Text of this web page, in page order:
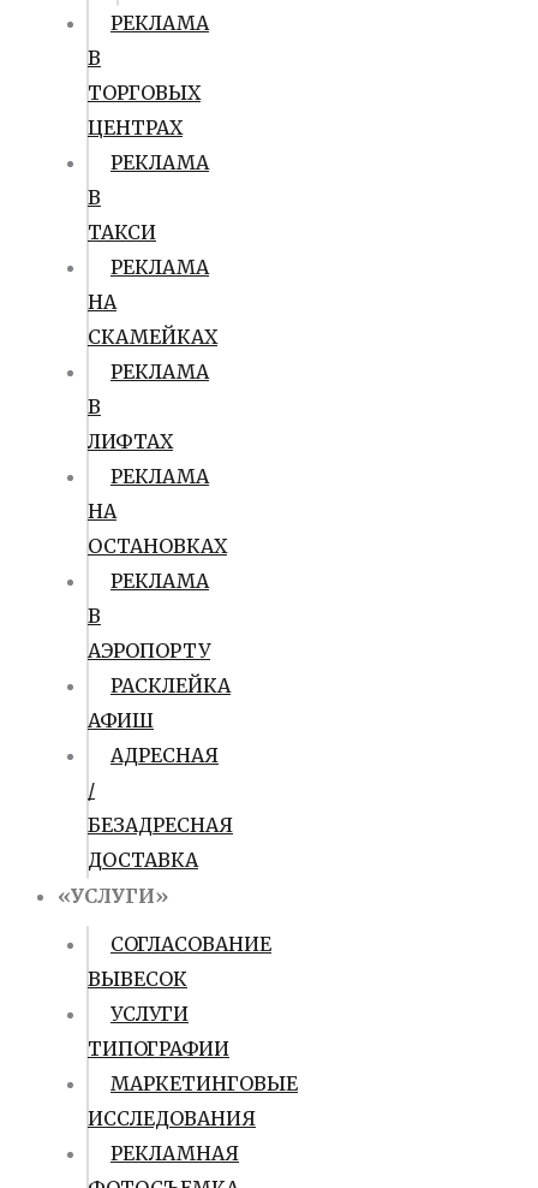
РЕКЛАМА
В
ТОРГОВЫХ
ЦЕНТРАХ
РЕКЛАМА
В
ТАКСИ
РЕКЛАМА
НА
СКАМЕЙКАХ
РЕКЛАМА
В
ЛИФТАХ
РЕКЛАМА
НА
ОСТАНОВКАХ
РЕКЛАМА
В
АЭРОПОРТУ
РАСКЛЕЙКА
АФИШ
АДРЕСНАЯ
/
БЕЗАДРЕСНАЯ
ДОСТАВКА
«УСЛУГИ»
СОГЛАСОВАНИЕ
ВЫВЕСОК
УСЛУГИ
ТИПОГРАФИИ
МАРКЕТИНГОВЫЕ
ИССЛЕДОВАНИЯ
РЕКЛАМНАЯ